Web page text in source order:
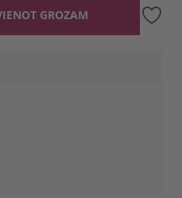
GROZAM